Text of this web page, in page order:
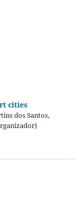
cities
dos Santos,